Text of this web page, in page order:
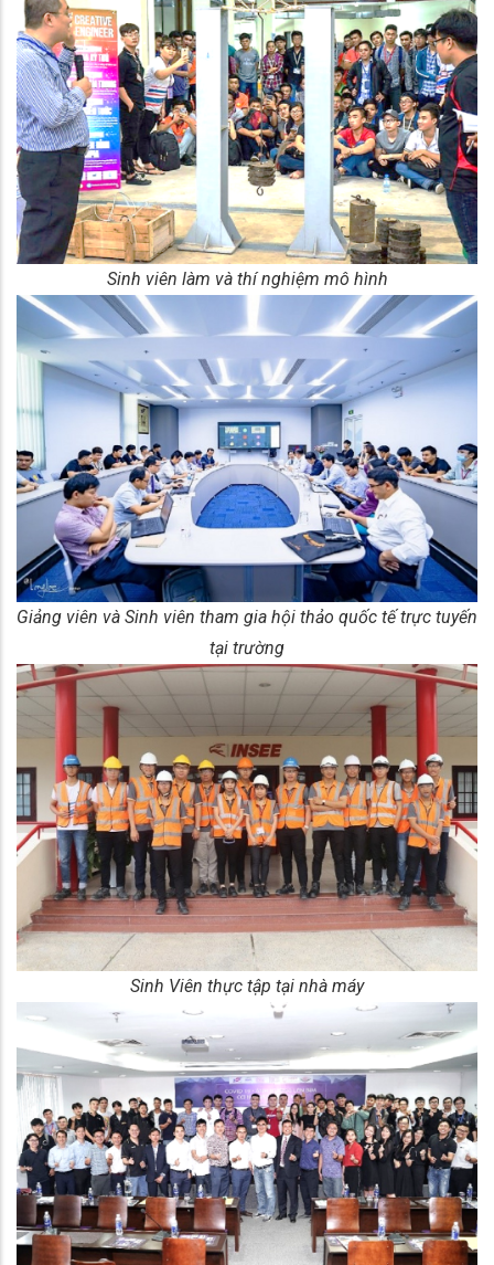
Sinh viên làm và thí nghiệm mô hình
Giảng viên và Sinh viên tham gia hội thảo quốc tế trực tuyến
tại trường
Sinh Viên thực tập tại nhà máy